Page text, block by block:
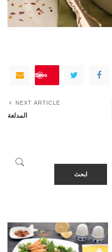
Save
NEXT ARTICLE
المدلعة
ابحث